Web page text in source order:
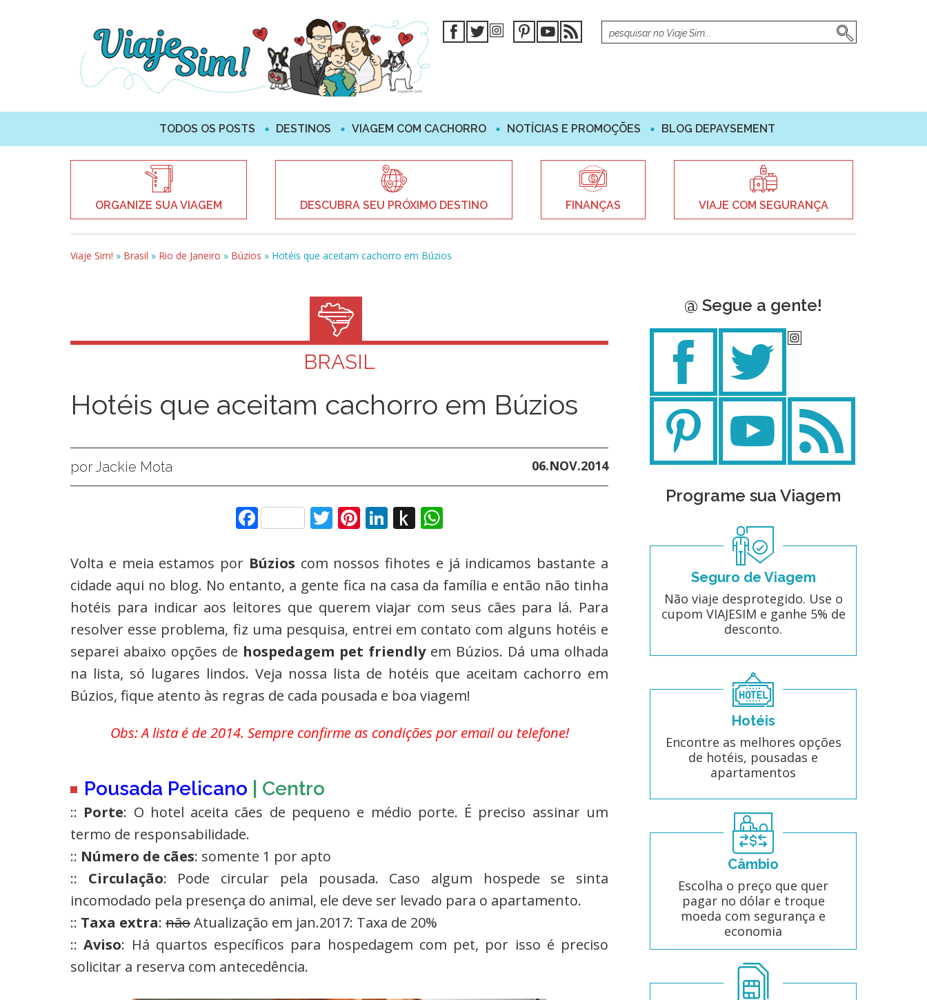
TODOS OS POSTS DESTINOS VIAGEM COM CACHORRO NOTÍCIAS E PROMOÇÕES BLOG DEPAYSEMENT
ORGANIZE SUA VIAGEM DESCUBRA SEU PRÓXIMO DESTINO FINANÇAS VIAJE COM SEGURANÇA
Viaje Sim! » Brasil » Rio de Janeiro » Búzios » Hotéis que aceitam cachorro em Búzios
BRASIL
Hotéis que aceitam cachorro em Búzios
por Jackie Mota 06.NOV.2014
FacebookTwitter
Pinterest
LinkedIn
Push
Kindle
Volta e meia estamos por Búzios com nossos fihotes e já indicamos bastante a
cidade aqui no blog. No entanto, a gente fica na casa da família e então não tinha
hotéis para indicar aos leitores que querem viajar com seus cães para lá. Para
resolver esse problema, fiz uma pesquisa, entrei em contato com alguns hotéis e
separei abaixo opções de hospedagem pet friendlyem Búzios. Dá uma olhada
na lista, só lugares lindos. Veja nossa lista de hotéis que aceitam cachorro em
Búzios, fique atento às regras de cada pousada e boa viagem!
Obs: A lista é de 2014. Sempre confirme as condições por email ou telefone!
Pousada Pelicano | Centro
:: Porte: O hotel aceita cães de pequeno e médio porte. É preciso assinar um
termo de responsabilidade.
:: Número de cães: somente 1 por apto
:: Circulação: Pode circular pela pousada. Caso algum hospede se sinta
incomodado pela presença do animal, ele deve ser levado para o apartamento.
:: Taxa extra: nãoAtualização em jan.2017: Taxa de 20%
::Aviso: Há quartos específicos para hospedagem com pet, por isso é preciso
solicitar a reserva com antecedência.
@ Segue a gente!
Programe sua Viagem
Seguro de Viagem
Não viaje desprotegido. Use o
cupom VIAJESIM e ganhe 5% de
desconto.
Hotéis
Encontre as melhores opções
de hotéis, pousadas e
apartamentos
Câmbio
Escolha o preço que quer
pagar no dólar e troque
moeda com segurança e
economia